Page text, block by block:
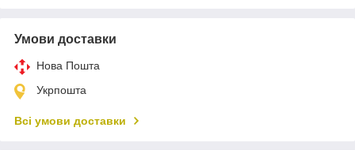
Умови доставки
Нова Пошта
Укрпошта
Всі умови доставки